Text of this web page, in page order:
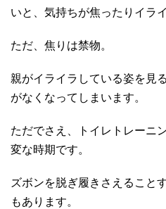
いと、気持ちが焦ったりイラ
ただ、焦りは禁物。
親がイライラしている姿を見
がなくなってしまいます。
ただでさえ、トイレトレーニ
変な時期です。
ズボンを脱ぎ履きさえること
もあります。